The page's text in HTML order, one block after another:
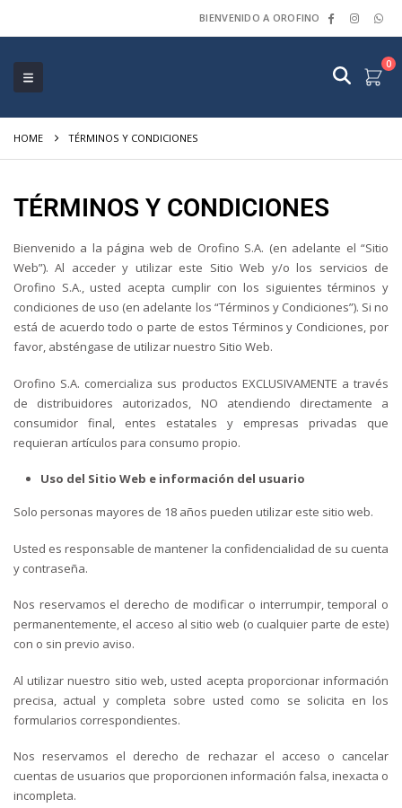
BIENVENIDO A OROFINO
0
HOME TÉRMINOS Y CONDICIONES
TÉRMINOS Y CONDICIONES
Bienvenido a la página web de Orofino S.A. (en adelante el “Sitio
Web”). Al acceder y utilizar este Sitio Web y/o los servicios de
Orofino S.A., usted acepta cumplir con los siguientes términos y
condiciones de uso (en adelante los “Términos y Condiciones”). Si no
está de acuerdo todo o parte de estos Términos y Condiciones, por
favor, absténgase de utilizar nuestro Sitio Web.
Orofino S.A. comercializa sus productos EXCLUSIVAMENTE a través
de distribuidores autorizados, NO atendiendo directamente a
consumidor final, entes estatales y empresas privadas que
requieran artículos para consumo propio.
Uso del Sitio Web e información del usuario
Solo personas mayores de 18 años pueden utilizar este sitio web.
Usted es responsable de mantener la confidencialidad de su cuenta
y contraseña.
Nos reservamos el derecho de modificar o interrumpir, temporal o
permanentemente, el acceso al sitio web (o cualquier parte de este)
con o sin previo aviso.
Al utilizar nuestro sitio web, usted acepta proporcionar información
precisa, actual y completa sobre usted como se solicita en los
formularios correspondientes.
Nos reservamos el derecho de rechazar el acceso o cancelar
cuentas de usuarios que proporcionen información falsa, inexacta o
incompleta.